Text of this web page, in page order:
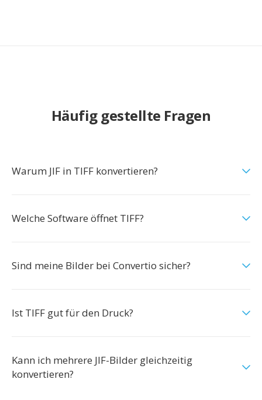
Häufig gestellte Fragen
Warum JIF in TIFF konvertieren?
Welche Software öffnet TIFF?
Sind meine Bilder bei Convertio sicher?
Ist TIFF gut für den Druck?
Kann ich mehrere JIF-Bilder gleichzeitig
konvertieren?